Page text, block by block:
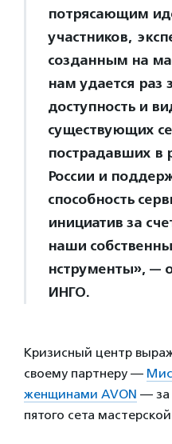
потрясающим
участников,
созданным на
нам удается раз
доступность и
существующих
пострадавших в
России и
способность
инициатив за
наши
нструменты», —
ИНГО.
Кризисный центр
своему партнеру —
женщинами AVON — за
пятого сета